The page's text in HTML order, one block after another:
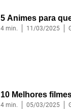
5 Animes para
4 min. 11/03/2025
10 Melhores
4 min. 05/03/2025